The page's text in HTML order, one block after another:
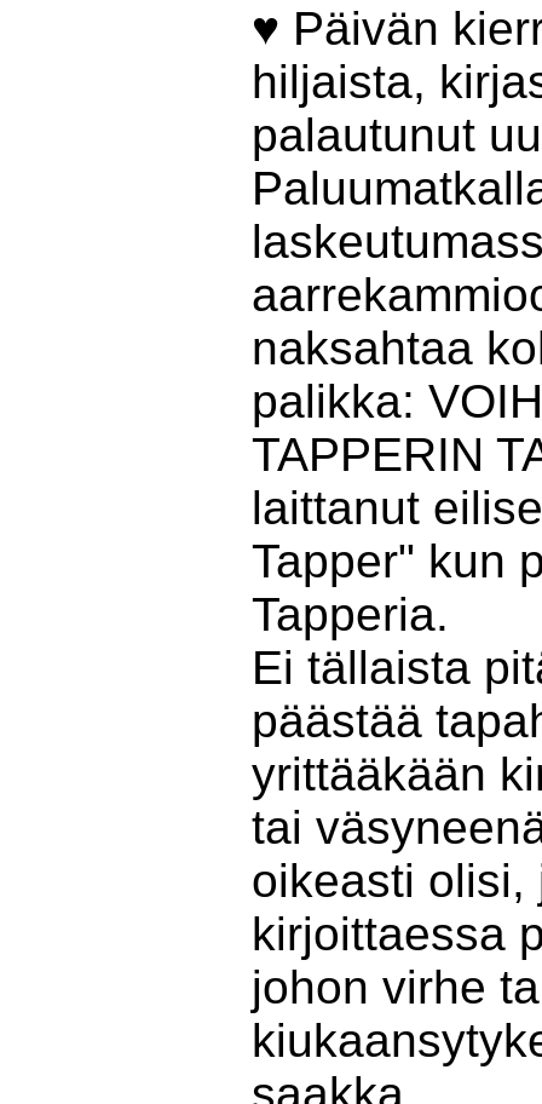
♥ Päivän
hiljaista,
palautunut
naksahtaa
palikka:
TAPPERIN
laittanut
Tapper" kun
Tapperia.
Ei tällaista
päästää
yrittääkään
tai
oikeasti olisi,
kirjoittaessa
johon virhe
saakka.